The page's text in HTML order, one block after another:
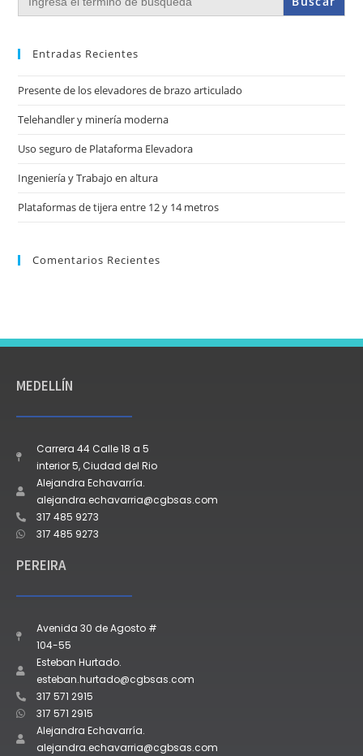
Entradas Recientes
Presente de los elevadores de brazo articulado
Telehandler y minería moderna
Uso seguro de Plataforma Elevadora
Ingeniería y Trabajo en altura
Plataformas de tijera entre 12 y 14 metros
Comentarios Recientes
MEDELLÍN
Carrera 44 Calle 18 a 5
interior 5, Ciudad del Rio
Alejandra Echavarría.
alejandra.echavarria@cgbsas.com
317 485 9273
317 485 9273
PEREIRA
Avenida 30 de Agosto #
104-55
Esteban Hurtado.
esteban.hurtado@cgbsas.com
317 571 2915
317 571 2915
Alejandra Echavarría.
alejandra.echavarria@cgbsas.com